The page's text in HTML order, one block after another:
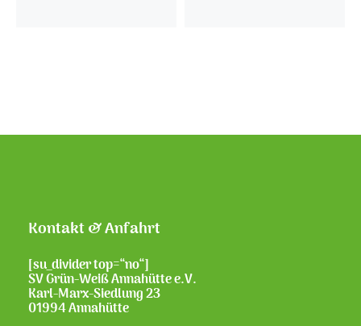
Kontakt & Anfahrt
[su_divider top=“no“]
SV Grün-Weiß Annahütte e.V.
Karl-Marx-Siedlung 23
01994 Annahütte